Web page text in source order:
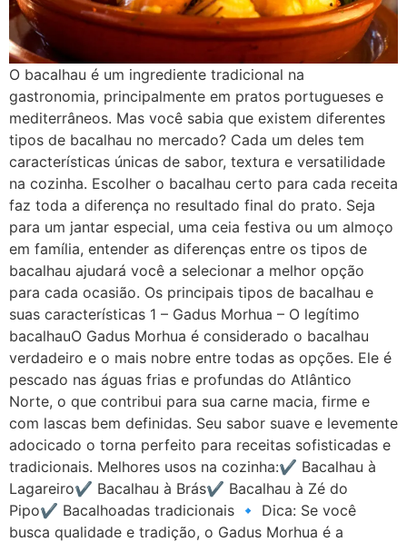
O bacalhau é um ingrediente tradicional na
gastronomia, principalmente em pratos portugueses e
mediterrâneos. Mas você sabia que existem diferentes
tipos de bacalhau no mercado? Cada um deles tem
características únicas de sabor, textura e versatilidade
na cozinha. Escolher o bacalhau certo para cada receita
faz toda a diferença no resultado final do prato. Seja
para um jantar especial, uma ceia festiva ou um almoço
em família, entender as diferenças entre os tipos de
bacalhau ajudará você a selecionar a melhor opção
para cada ocasião. Os principais tipos de bacalhau e
suas características 1 – Gadus Morhua – O legítimo
bacalhauO Gadus Morhua é considerado o bacalhau
verdadeiro e o mais nobre entre todas as opções. Ele é
pescado nas águas frias e profundas do Atlântico
Norte, o que contribui para sua carne macia, firme e
com lascas bem definidas. Seu sabor suave e levemente
adocicado o torna perfeito para receitas sofisticadas e
tradicionais. Melhores usos na cozinha:✔ Bacalhau à
Lagareiro✔ Bacalhau à Brás✔ Bacalhau à Zé do
Pipo✔ Bacalhoadas tradicionais 🔹 Dica: Se você
busca qualidade e tradição, o Gadus Morhua é a